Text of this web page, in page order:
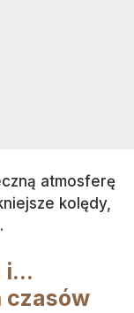
atmosferę
kolędy,
i...
czasów